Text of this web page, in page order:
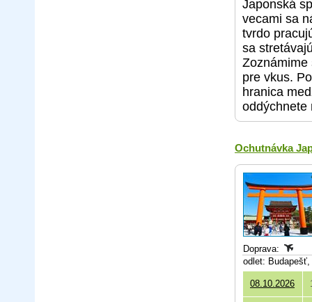
Japonská
vecami sa
tvrdo
sa
Zoznámime
pre vkus.
hranica
oddýchnete
Ochutnávka
Doprava:
odlet:
08.10.2026